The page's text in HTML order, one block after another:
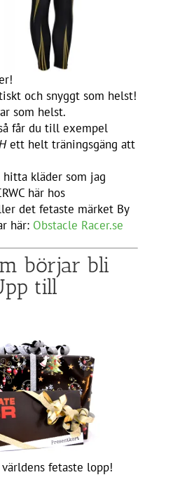
och snyggt som helst!
som helst.
får du till exempel
ett helt träningsgäng att
kläder som jag
här hos
det fetaste märket By
här: Obstacle Racer.se
börjar bli
till
fetaste lopp!